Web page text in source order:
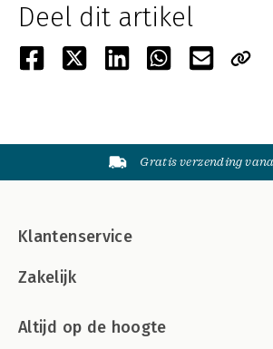
Deel dit artikel
Gratis verzending
Klantenservice
Zakelijk
Altijd op de hoogte